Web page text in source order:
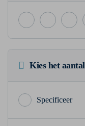
Kies het aantal